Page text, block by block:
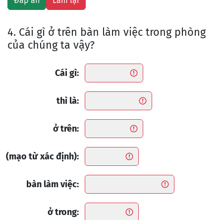
4. Cái gì ở trên bàn làm việc trong phòng
của chúng ta vậy?
Cái gì:
thì là:
ở trên:
(mạo từ xác định):
bàn làm việc:
ở trong: